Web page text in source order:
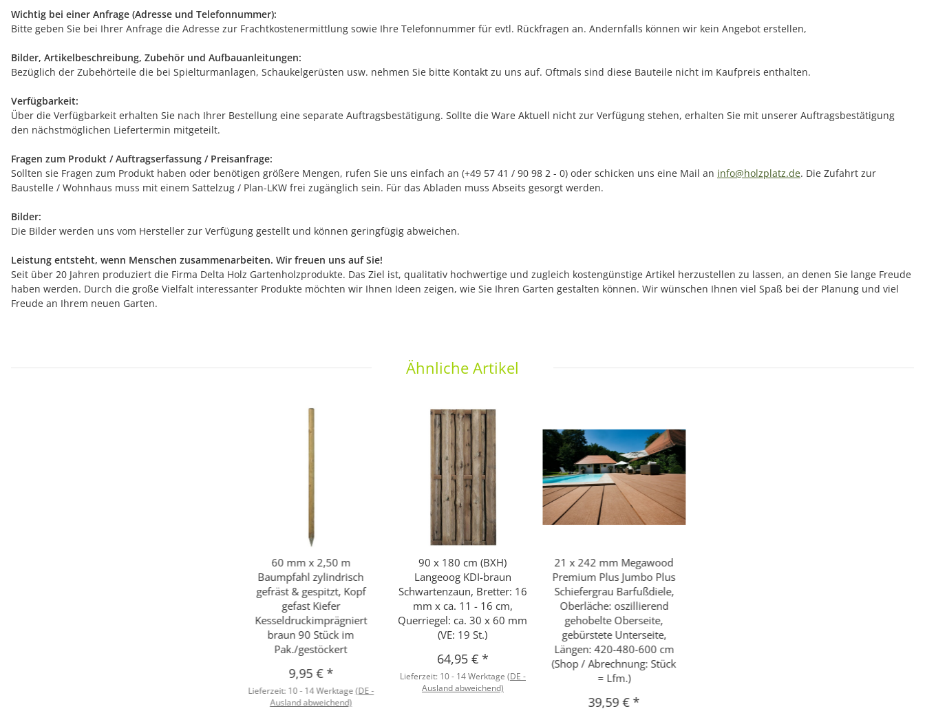
Wichtig bei einer Anfrage (Adresse und Telefonnummer):
Bitte geben Sie bei Ihrer Anfrage die Adresse zur Frachtkostenermittlung sowie Ihre Telefonnummer für evtl. Rückfragen an. Andernfalls können wir kein Angebot erstellen,
Bilder, Artikelbeschreibung, Zubehör und Aufbauanleitungen:
Bezüglich der Zubehörteile die bei Spielturmanlagen, Schaukelgerüsten usw. nehmen Sie bitte Kontakt zu uns auf. Oftmals sind diese Bauteile nicht im Kaufpreis enthalten.
Verfügbarkeit:
Über die Verfügbarkeit erhalten Sie nach Ihrer Bestellung eine separate Auftragsbestätigung. Sollte die Ware Aktuell nicht zur Verfügung stehen, erhalten Sie mit unserer Auftragsbestätigung
den nächstmöglichen Liefertermin mitgeteilt.
Fragen zum Produkt / Auftragserfassung / Preisanfrage:
Sollten sie Fragen zum Produkt haben oder benötigen größere Mengen, rufen Sie uns einfach an (+49 57 41 / 90 98 2 - 0) oder schicken uns eine Mail an info@holzplatz.de. Die Zufahrt zur
Baustelle / Wohnhaus muss mit einem Sattelzug / Plan-LKW frei zugänglich sein. Für das Abladen muss Abseits gesorgt werden.
Bilder:
Die Bilder werden uns vom Hersteller zur Verfügung gestellt und können geringfügig abweichen.
Leistung entsteht, wenn Menschen zusammenarbeiten. Wir freuen uns auf Sie!
Seit über 20 Jahren produziert die Firma Delta Holz Gartenholzprodukte. Das Ziel ist, qualitativ hochwertige und zugleich kostengünstige Artikel herzustellen zu lassen, an denen Sie lange Freude
haben werden. Durch die große Vielfalt interessanter Produkte möchten wir Ihnen Ideen zeigen, wie Sie Ihren Garten gestalten können. Wir wünschen Ihnen viel Spaß bei der Planung und viel
Freude an Ihrem neuen Garten.
Ähnliche Artikel
60 mm x 2,50 m
Baumpfahl zylindrisch
gefräst & gespitzt, Kopf
gefast Kiefer
Kesseldruckimprägniert
braun 90 Stück im
Pak./gestöckert
9,95 € *
Lieferzeit: 10 - 14 Werktage(DE -
Ausland abweichend)
90 x 180 cm (BXH)
Langeoog KDI-braun
Schwartenzaun, Bretter: 16
mm x ca. 11 - 16 cm,
Querriegel: ca. 30 x 60 mm
(VE: 19 St.)
64,95 € *
Lieferzeit: 10 - 14 Werktage (DE -
Ausland abweichend)
21 x 242 mm Megawood
Premium Plus Jumbo Plus
Schiefergrau Barfußdiele,
Oberläche: oszillierend
gehobelte Oberseite,
gebürstete Unterseite,
Längen: 420-480-600 cm
(Shop / Abrechnung: Stück
= Lfm.)
39,59 € *